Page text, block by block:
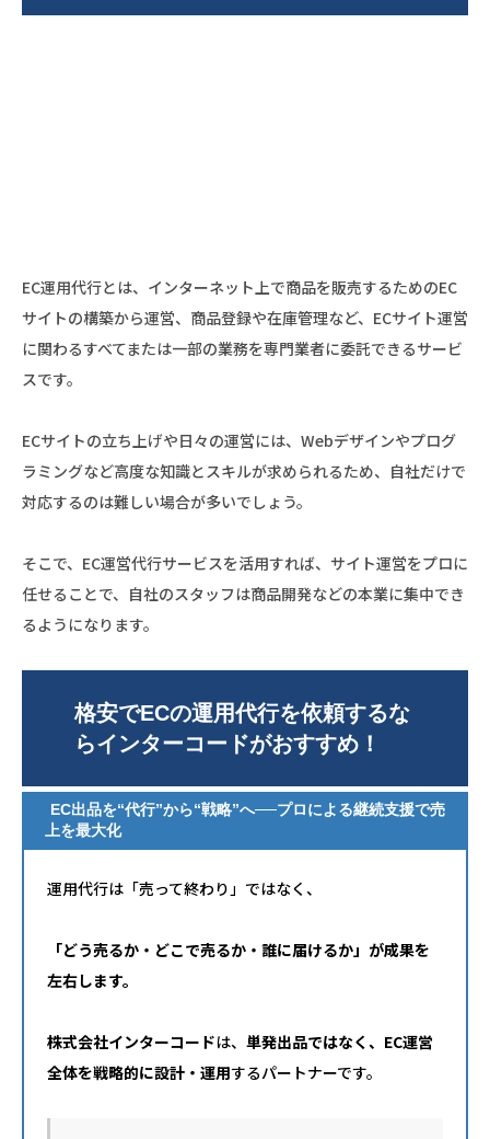
EC運用代行とは、インターネット上で商品を販売するためのEC
サイトの構築から運営、商品登録や在庫管理など、ECサイト運営
に関わるすべてまたは一部の業務を専門業者に委託できるサービ
スです。
ECサイトの立ち上げや日々の運営には、Webデザインやプログ
ラミングなど高度な知識とスキルが求められるため、自社だけで
対応するのは難しい場合が多いでしょう。
そこで、EC運営代行サービスを活用すれば、サイト運営をプロに
任せることで、自社のスタッフは商品開発などの本業に集中でき
るようになります。
格安でECの運用代行を依頼するな
らインターコードがおすすめ！
EC出品を“代行”から“戦略”へ──プロによる継続支援で売
上を最大化
運用代行は「売って終わり」ではなく、
「どう売るか・どこで売るか・誰に届けるか」が成果を
左右します。
株式会社インターコードは、 単発出品ではなく、EC運営
全体を戦略的に設計・運用するパートナーです。